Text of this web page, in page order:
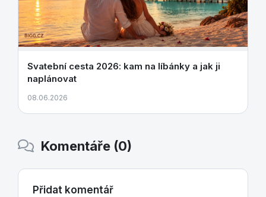
Svatební cesta 2026: kam na líbánky a jak ji
naplánovat
08.06.2026
Komentáře (0)
Přidat komentář